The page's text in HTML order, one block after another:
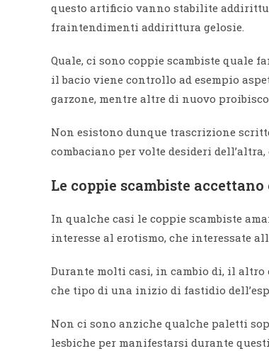
questo artificio vanno stabilite
fraintendimenti addirittura gelosie.
Quale, ci sono coppie scambiste quale
il bacio viene controllo ad esempio
garzone, mentre altre di nuovo
Non esistono dunque trascrizione
combaciano per volte desideri
Le coppie scambiste
In qualche casi le coppie scambiste
interesse al erotismo, che interessate
Durante molti casi, in cambio di, il
che tipo di una inizio di fastidio
Non ci sono anziche qualche paletti
lesbiche per manifestarsi durante